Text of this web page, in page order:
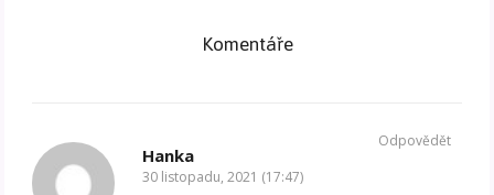
Komentáře
Hanka
30 listopadu, 2021 (17:47)
Odpovědět